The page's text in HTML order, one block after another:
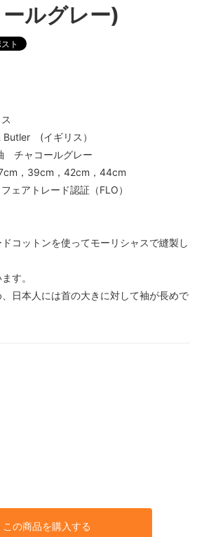
ルグレー)
(イギリス）
チャコールグレー
，39cm，42cm，44cm
ェアトレード認証（FLO）
コットンを使ってモーリシャスで縫製し
す。
日本人には首の大きに対して袖が長めで
この商品を購入する